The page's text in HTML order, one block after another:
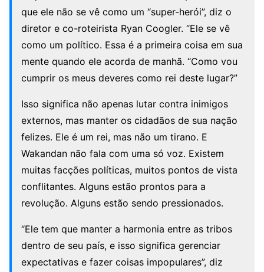
que ele não se vê como um “super-herói”, diz o
diretor e co-roteirista Ryan Coogler. “Ele se vê
como um político. Essa é a primeira coisa em sua
mente quando ele acorda de manhã. “Como vou
cumprir os meus deveres como rei deste lugar?”
Isso significa não apenas lutar contra inimigos
externos, mas manter os cidadãos de sua nação
felizes. Ele é um rei, mas não um tirano. E
Wakandan não fala com uma só voz. Existem
muitas facções políticas, muitos pontos de vista
conflitantes. Alguns estão prontos para a
revolução. Alguns estão sendo pressionados.
“Ele tem que manter a harmonia entre as tribos
dentro de seu país, e isso significa gerenciar
expectativas e fazer coisas impopulares”, diz